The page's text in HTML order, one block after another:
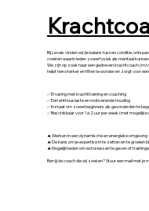
Bij Levels vinden wij de balans tussen conditie,
creëren waarin leden zowel fysiek als mentaal kunnen
We zijn op zoek naar een gedreven krachtcoach (m/
helpt hen sterker en fitter te worden en zorgt voor
✅ Ervaring met krachttraining en coaching
✅ Een enthousiaste en motiverende houding
✅ In staat om zowel beginners als gevorderden te
✅ Beschikbaar voor 1 a 2 uur per week (met mogelijke
🔥 Werken in een dynamische en energieke omgeving
🔥 De kans om je expertise in te zetten en te groeien
🔥 Mogelijkheden om extra lessen te geven of
Ben jij de coach die wij zoeken? Stuur een mail met je